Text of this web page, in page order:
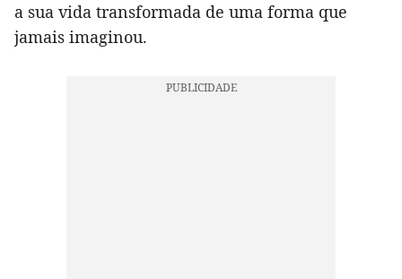
a sua vida transformada de uma forma que
jamais imaginou.